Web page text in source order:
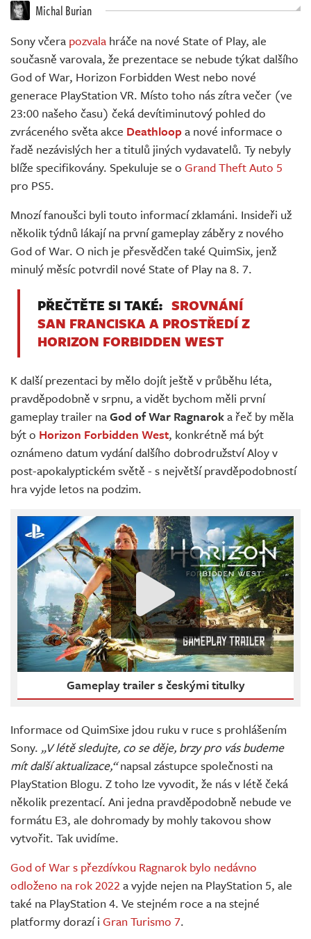
Živě Michal Burian
Sony včera pozvala hráče na nové State of Play, ale
současně varovala, že prezentace se nebude týkat dalšího
God of War, Horizon Forbidden West nebo nové
generace PlayStation VR. Místo toho nás zítra večer (ve
23:00 našeho času) čeká devítiminutový pohled do
zvráceného světa akce Deathloopa nové informace o
řadě nezávislých her a titulů jiných vydavatelů. Ty nebyly
blíže specifikovány. Spekuluje se o Grand Theft Auto 5
pro PS5.
Mnozí fanoušci byli touto informací zklamáni. Insideři už
několik týdnů lákají na první gameplay záběry z nového
God of War. O nich je přesvědčen také QuimSix, jenž
minulý měsíc potvrdil nové State of Play na 8. 7.
PŘEČTĚTE SI TAKÉ: SROVNÁNÍ
SAN FRANCISKA A PROSTŘEDÍ Z
HORIZON FORBIDDEN WEST
K další prezentaci by mělo dojít ještě v průběhu léta,
pravděpodobně v srpnu, a vidět bychom měli první
gameplay trailer naGod of War Ragnaroka řeč by měla
být o Horizon Forbidden West, konkrétně má být
oznámeno datum vydání dalšího dobrodružství Aloy v
post-apokalyptickém světě - s největší pravděpodobností
hra vyjde letos na podzim.
Gameplay trailer s českými titulky
Informace od QuimSixe jdou ruku v ruce s prohlášením
Sony. „V létě sledujte, co se děje, brzy pro vás budeme
mít další aktualizace,“napsal zástupce společnosti na
PlayStation Blogu. Z toho lze vyvodit, že nás v létě čeká
několik prezentací. Ani jedna pravděpodobně nebude ve
formátu E3, ale dohromady by mohly takovou show
vytvořit. Tak uvidíme.
God of War s přezdívkou Ragnarok bylo nedávno
odloženo na rok 2022 a vyjde nejen na PlayStation 5, ale
také na PlayStation 4. Ve stejném roce a na stejné
platformy dorazí i Gran Turismo 7.